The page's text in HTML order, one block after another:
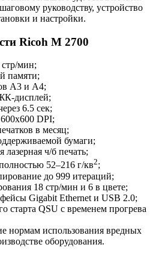
руководству, устройство
и настройки.
Ricoh M 2700
стр/мин;
памяти;
A3 и A4;
дисплей;
6.5 сек;
DPI;
в месяц;
бумаги;
лазерная ч/б печать;
52–216 г/кв2;
до 999 итераций;
18 стр/мин и 6 в цвете;
Gigabit Ethernet и USB 2.0;
старта QSU с временем прогрева
нормам использования вредных
оборудования.